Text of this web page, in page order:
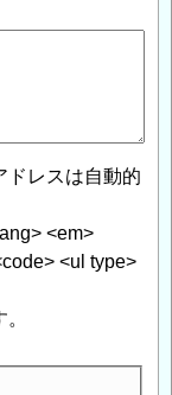
ドレスは自動的
<em>
<ul type>